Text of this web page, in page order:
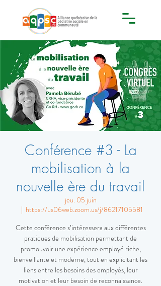
Conférence #3 - La
mobilisation à la
nouvelle ère du travail
jeu. 05 juin
  |
https://us06web.zoom.us/j/86217105581
Cette conférence s’intéressera aux différentes
pratiques de mobilisation permettant de
promouvoir une expérience employé riche,
bienveillante et moderne, tout en explicitant les
liens entre les besoins des employés, leur
motivation et leur besoin de reconnaissance.